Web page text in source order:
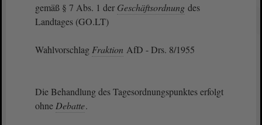
gemäß § 7 Abs. 1 der Geschäftsordnung des
Landtages (GO.LT)
Wahlvorschlag Fraktion AfD - Drs. 8/1955
Die Behandlung des Tagesordnungspunktes erfolgt
ohne Debatte.